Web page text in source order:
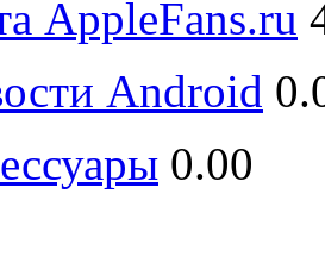
AppleFans.ru
Android
0.00